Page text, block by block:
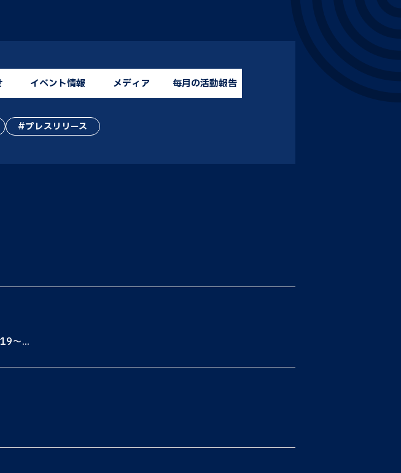
イベント情報 メディア 毎月の活動報告
プレスリリース
〜...